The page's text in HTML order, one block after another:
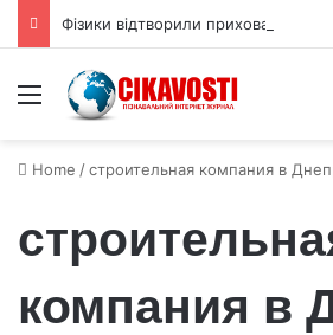
Menu
Home /строительная компания в
компания в